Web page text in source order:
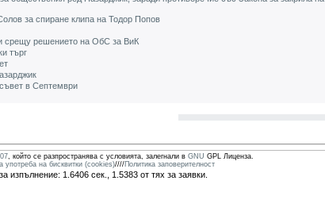
за спиране клипа на Тодор Попов
срещу решението на ОбС за ВиК
търг
в Септември
, който се разпространява с условията, залегнали в GNU GPL Лиценза.
употреба на бисквитки (cookies)////Политика заповерителност
изпълнение: 1.6406 сек., 1.5383 от тях за заявки.